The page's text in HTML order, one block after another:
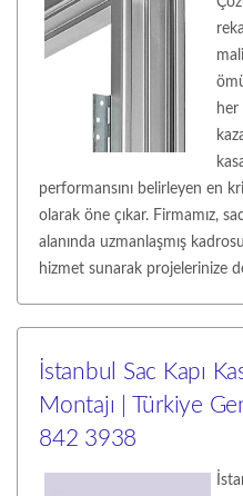
her
performansını belirleyen en
olarak öne çıkar. Firmamız,
alanında uzmanlaşmış
hizmet sunarak projelerinize
İstanbul Sac Kapı
Montajı | Türkiye
842 3938